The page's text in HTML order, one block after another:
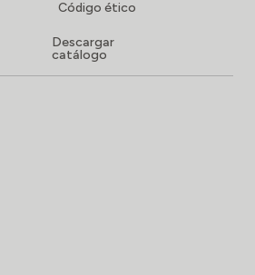
Código ético
Descargar
catálogo